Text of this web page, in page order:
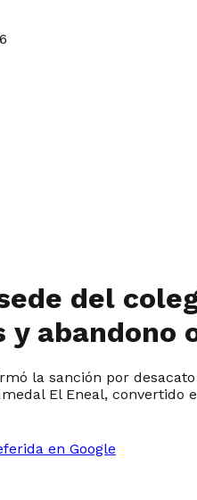
del
y abandono
la sanción por
El Eneal, convertido
en Google